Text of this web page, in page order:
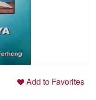
Add to Favorites